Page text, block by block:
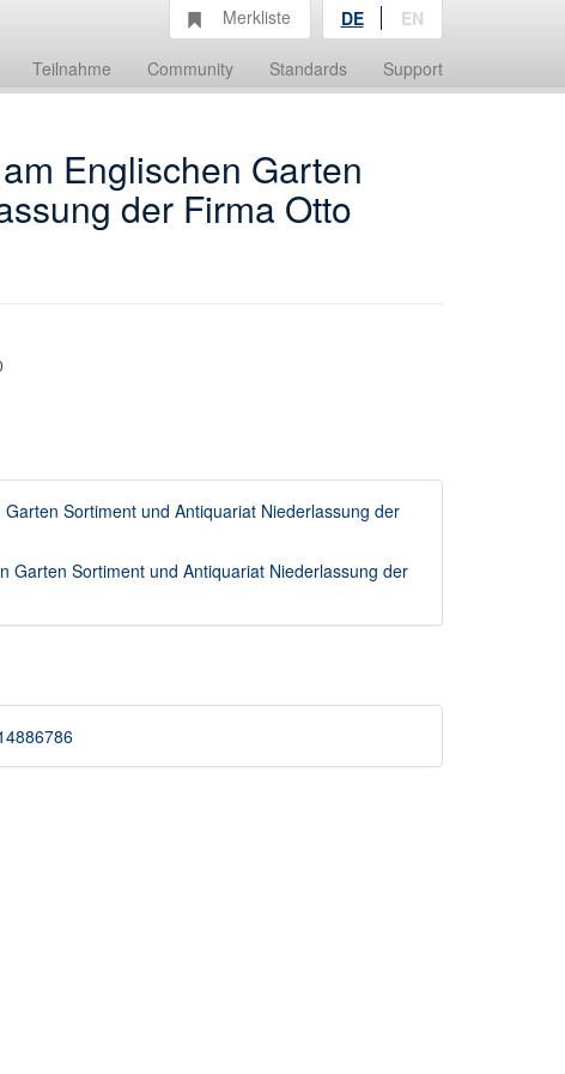
Teilnahme Community Standards Support
Merkliste DE EN
Englischen Garten
der Firma Otto
Sortiment und Antiquariat Niederlassung der
Garten Sortiment und Antiquariat Niederlassung der